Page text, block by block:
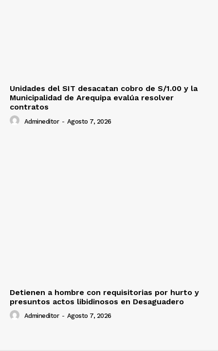
Unidades del SIT desacatan cobro de S/1.00 y la
Municipalidad de Arequipa evalúa resolver
contratos
Admineditor - Agosto 7, 2026
Detienen a hombre con requisitorias por hurto y
presuntos actos libidinosos en Desaguadero
Admineditor - Agosto 7, 2026